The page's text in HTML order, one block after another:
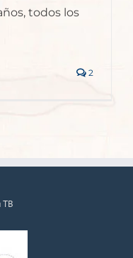
todos los
2
TB